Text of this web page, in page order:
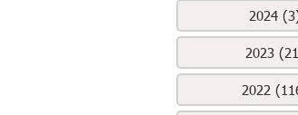
2024
2023
2022